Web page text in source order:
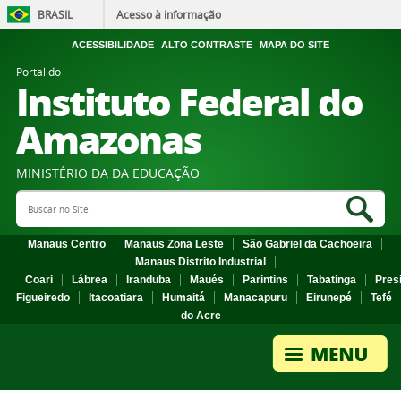
BRASIL Acesso à informação
ACESSIBILIDADE ALTO CONTRASTE MAPA DO SITE
Portal do
Instituto Federal do
Amazonas
MINISTÉRIO DA DA EDUCAÇÃO
Search Site
Manaus Centro Manaus Zona Leste
São Gabriel da Cachoeira
Manaus Distrito Industrial
Coari
Lábrea Iranduba Maués Parintins Tabatinga
Figueiredo
Itacoatiara Humaitá Manacapuru Eirunepé
Tefé
do Acre